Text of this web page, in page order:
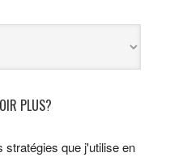
PLUS?
stratégies que j'utilise en